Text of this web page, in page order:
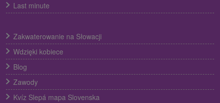
Last minute
Zakwaterowanie na Słowacji
Wdzięki kobiece
Blog
Zawody
Kvíz Slepá mapa Slovenska